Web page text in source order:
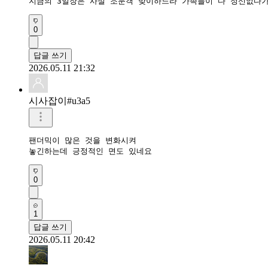
0
답글 쓰기
2026.05.11 21:32
시사잡이#u3a5
팬더믹이 많은 것을 변화시켜
놓긴하는데 긍정적인 면도 있네요
0
1
답글 쓰기
2026.05.11 20:42